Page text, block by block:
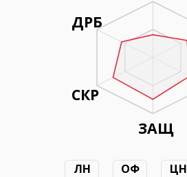
ЗАЩ
ДРБ
СКР
ЛН
ОФ
ЦН